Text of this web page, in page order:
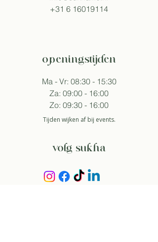
+31 6 16019114
openingstijden
Ma - Vr: 08:30 - 15:30
Za: 09:00 - 16:00
Zo: 09:30 - 16:00
Tijden wijken af bij events.
volg sukha